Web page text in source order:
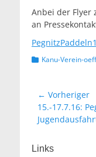
Anbei der Flyer
an
Kategorien
Kanu-Verein-
← Vorheriger
Vorheriger
Beitrag:
15.-17.7.16:
Links